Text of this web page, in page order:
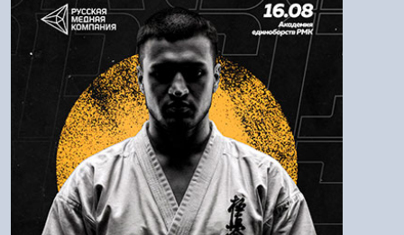
Логин:
Пароль
Войти
Напомнить пароль